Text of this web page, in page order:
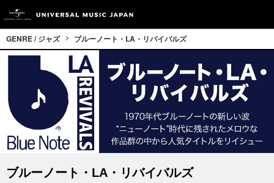
GENRE / ジャズ ブルーノート・LA・リバイバルズ
ブルーノート・LA・リバイバルズ